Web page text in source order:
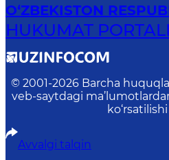
O‘ZBEKISTON
HUKUMAT PORTALI
© 2001-2026 Barcha
veb-saytdagi
Avvalgi talqin